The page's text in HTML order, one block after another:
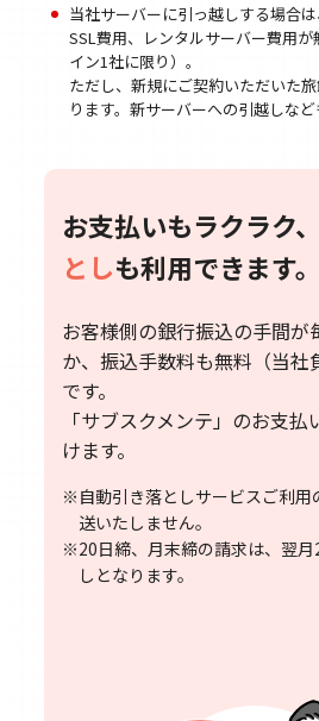
当社サーバーに引っ越しする場合は
SSL費用、レンタルサーバー費用
イン1社に限り）。
ただし、新規にご契約いただいた
ります。新サーバーへの引越しなど
お支払いもラクラク、
としも利用できます。
お客様側の銀行振込の手間が
か、振込手数料も無料（当社
です。
「サブスクメンテ」のお支
けます。
※自動引き落としサービスご利用
送いたしません。
※20日締、月末締の請求は、翌月
しとなります。